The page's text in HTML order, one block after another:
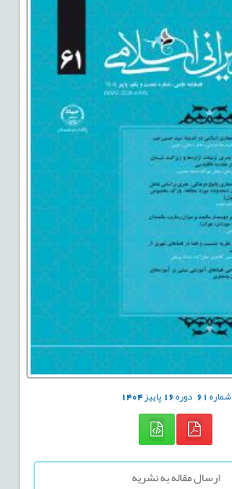
شماره61 دوره16پاییز1404
ارسال مقاله به نشریه